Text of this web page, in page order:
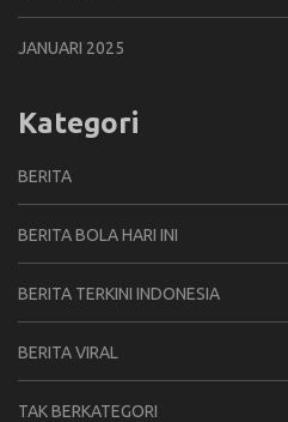
JANUARI 2025
Kategori
BERITA
BERITA BOLA HARI INI
BERITA TERKINI INDONESIA
BERITA VIRAL
TAK BERKATEGORI